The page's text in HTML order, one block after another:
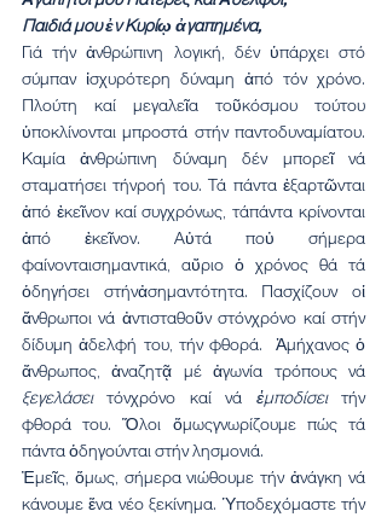
Παιδιά μου ἐν Κυρίῳ ἀγαπημένα,
Γιά τήν ἀνθρώπινη λογική, δέν ὑπάρχει στό
σύμπαν ἰσχυρότερη δύναμη ἀπό τόν χρόνο.
Πλούτη καί μεγαλεῖα τοῦκόσμου τούτου
ὑποκλίνονται μπροστά στήν παντοδυναμίατου.
Καμία ἀνθρώπινη δύναμη δέν μπορεῖ νά
σταματήσει τήνροή του. Τά πάντα ἐξαρτῶνται
ἀπό ἐκεῖνον καί συγχρόνως, τάπάντα κρίνονται
ἀπό ἐκεῖνον. Αὐτά ποὐ σήμερα
φαίνονταισημαντικά, αὔριο ὁ χρόνος θά τά
ὁδηγήσει στήνἀσημαντότητα. Πασχίζουν οἱ
ἄνθρωποι νά ἀντισταθοῦν στόνχρόνο καί στήν
δίδυμη ἀδελφή του, τήν φθορά.  Ἀμήχανος ὁ
ξεγελάσει τόνχρόνο καί νά ἐμποδίσει τήν
φθορά του. Ὅλοι ὅμωςγνωρίζουμε πώς τά
πάντα ὁδηγούνται στήν λησμονιά.
Ἐμεῖς, ὅμως, σήμερα νιώθουμε τήν ἀνάγκη νά
κάνουμε ἕνα νέο ξεκίνημα. Ὑποδεχόμαστε τήν